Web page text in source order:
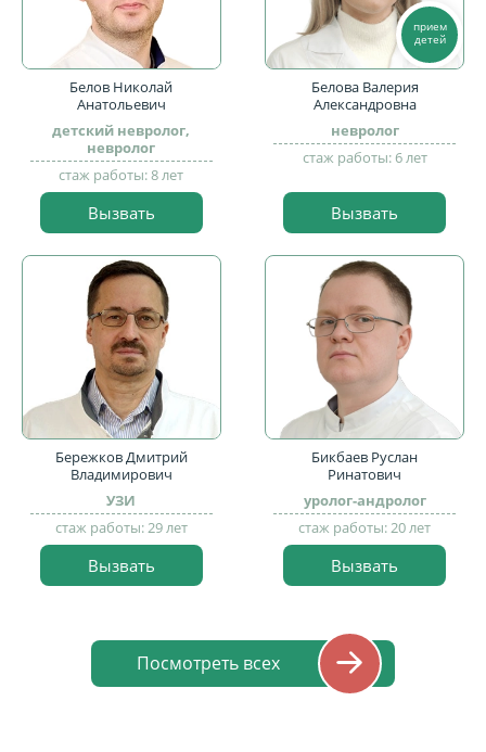
Белов Николай
Анатольевич
детский невролог,
невролог
стаж работы: 8 лет
Вызвать
прием
детей
Белова Валерия
Александровна
невролог
стаж работы: 6 лет
Вызвать
Бережков Дмитрий
Владимирович
УЗИ
стаж работы: 29 лет
Вызвать
Бикбаев Руслан
Ринатович
уролог-андролог
стаж работы: 20 лет
Вызвать
Посмотреть всех